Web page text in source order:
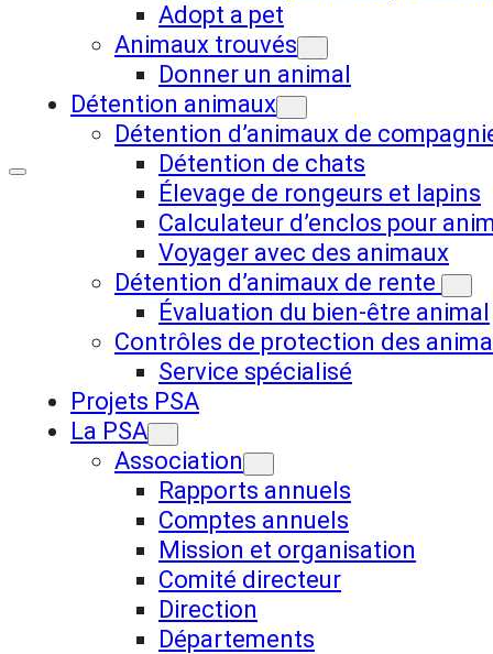
Adopt a pet
Animaux trouvés
Donner un animal
Détention animaux
Détention d’animaux de
Détention de chats
Élevage de rongeurs et lapins
Calculateur d’enclos pour
Voyager avec des animaux
Détention d’animaux de rente
Évaluation du bien-être animal
Contrôles de protection des
Service spécialisé
Projets PSA
La PSA
Association
Rapports annuels
Comptes annuels
Mission et organisation
Comité directeur
Direction
Départements